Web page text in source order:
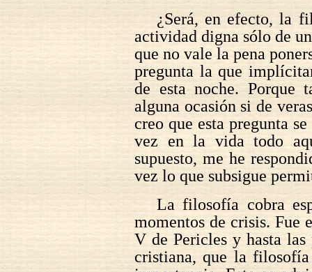
¿Será, en efecto, la
actividad digna sólo de
que no vale la pena
pregunta la que
de esta noche. Porque
alguna ocasión si de
creo que esta pregunta
vez en la vida todo
supuesto, me he
vez lo que subsigue
La filosofía cobra
momentos de crisis. Fue
V de Pericles y hasta
cristiana, que la